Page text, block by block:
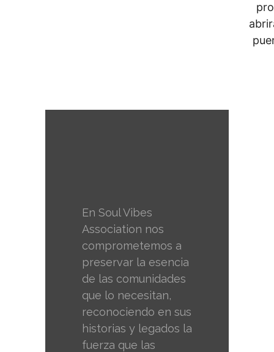
En Soul Vibes
Association nos
comprometemos a
preservar la esencia
de las comunidades
que lo necesitan,
reconociendo en sus
historias y legados la
fuerza que las